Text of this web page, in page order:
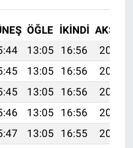
ÖĞLE İKINDI AKŞAM
13:05 16:56
20:17
13:05 16:56
20:16
13:05 16:56
20:15
13:05 16:56
20:14
13:05 16:55 20:13